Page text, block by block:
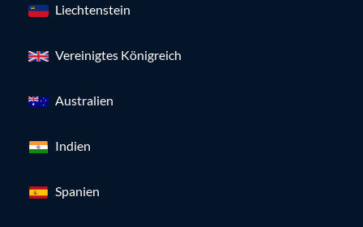
Liechtenstein
Vereinigtes Königreich
Australien
Indien
Spanien